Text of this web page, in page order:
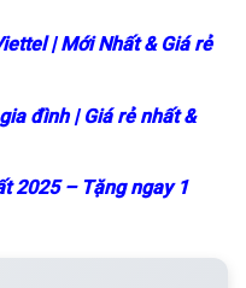
| Mới Nhất & Giá rẻ
đình | Giá rẻ nhất &
2025 – Tặng ngay 1